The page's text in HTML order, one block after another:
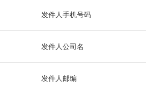
发件人手机号码
发件人公司名
发件人邮编